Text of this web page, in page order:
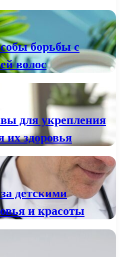
борьбы с
волос
для укрепления
их здоровья
детскими
и красоты